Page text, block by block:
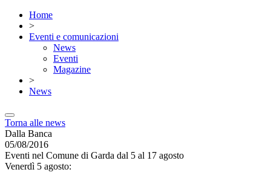
Home
>
Eventi e comunicazioni
News
Eventi
Magazine
>
News
Torna alle news
Dalla Banca
05/08/2016
Eventi nel Comune di Garda dal 5 al 17 agosto
Venerdì 5 agosto: